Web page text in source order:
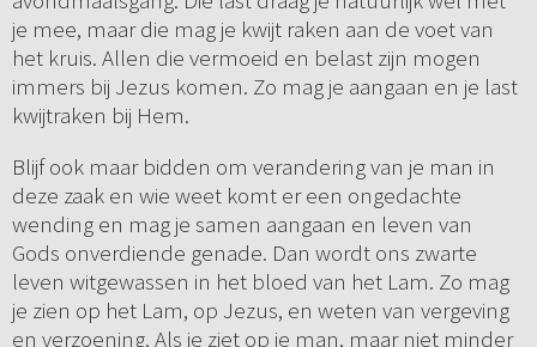
je mee, maar die mag je kwijt raken aan de voet van
het kruis. Allen die vermoeid en belast zijn mogen
immers bij Jezus komen. Zo mag je aangaan en je last
kwijtraken bij Hem.
Blijf ook maar bidden om verandering van je man in
deze zaak en wie weet komt er een ongedachte
wending en mag je samen aangaan en leven van
Gods onverdiende genade. Dan wordt ons zwarte
leven witgewassen in het bloed van het Lam. Zo mag
je zien op het Lam, op Jezus, en weten van vergeving
en verzoening. Als je ziet op je man, maar niet minder